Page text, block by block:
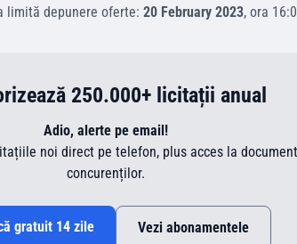
limită depunere oferte: 20 February 2023, ora
250.000+ licitații anual
Adio, alerte pe email!
noi direct pe telefon, plus acces la
concurenților.
gratuit 14 zile Vezi abonamentele